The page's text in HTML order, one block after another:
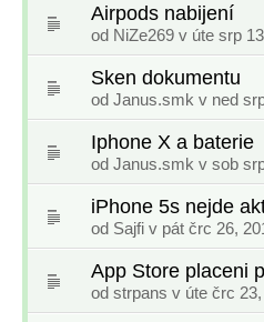
Airpods nabijení
od NiZe269 v úte srp
Sken dokumentu
od Janus.smk v ned
Iphone X a baterie
od Janus.smk v sob
iPhone 5s nejde
od Sajfi v pát črc 26,
App Store placeni
od strpans v úte črc